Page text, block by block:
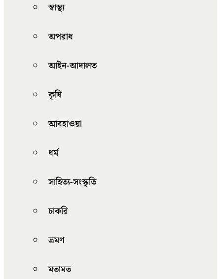
স্বাস্থ্য
অপরাধ
আইন-আদালত
কৃষি
আবহাওয়া
ধর্ম
সাহিত্য-সংস্কৃতি
চাকরি
ভ্রমণ
মতামত